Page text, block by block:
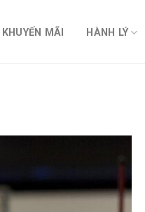
KHUYẾN MÃI HÀNH LÝ